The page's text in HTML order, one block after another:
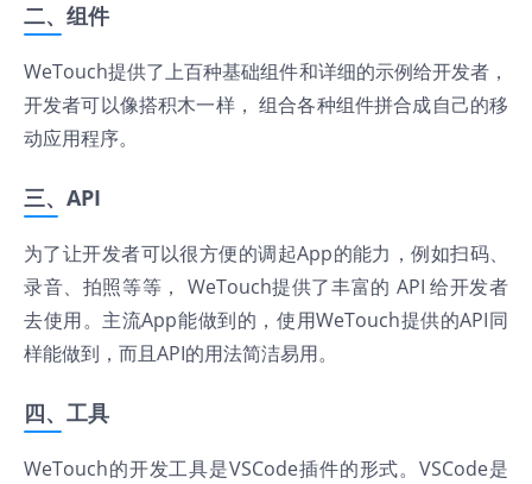
二、组件
WeTouch提供了上百种基础组件和详细的示例给开发者，
开发者可以像搭积木一样， 组合各种组件拼合成自己的移
动应用程序。
三、API
为了让开发者可以很方便的调起App的能力，例如扫码、
录音、拍照等等， WeTouch提供了丰富的 API 给开发者
去使用。主流App能做到的，使用WeTouch提供的API同
样能做到，而且API的用法简洁易用。
四、工具
WeTouch的开发工具是VSCode插件的形式。VSCode是